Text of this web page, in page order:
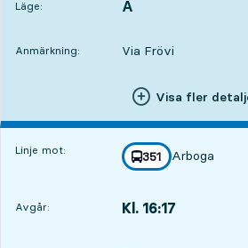
Läge:
LÄGE, A
,
Anmärkning: Via Frövi
Visa fler
Linje mot: linje
351
mot
Arboga
,
Avgår: Kl. 16:17